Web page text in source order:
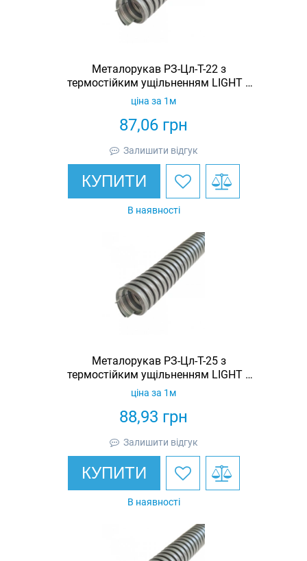
Металорукав РЗ-Цл-Т-22 з
термостійким ущільненням LIGHT з
протяжкою (бухта 50м)
87,06 грн
ціна за 1м
Залишити відгук
КУПИТИ
В наявності
Металорукав РЗ-Цл-Т-25 з
термостійким ущільненням LIGHT з
протяжкою (бухта 25м)
88,93 грн
ціна за 1м
Залишити відгук
КУПИТИ
В наявності